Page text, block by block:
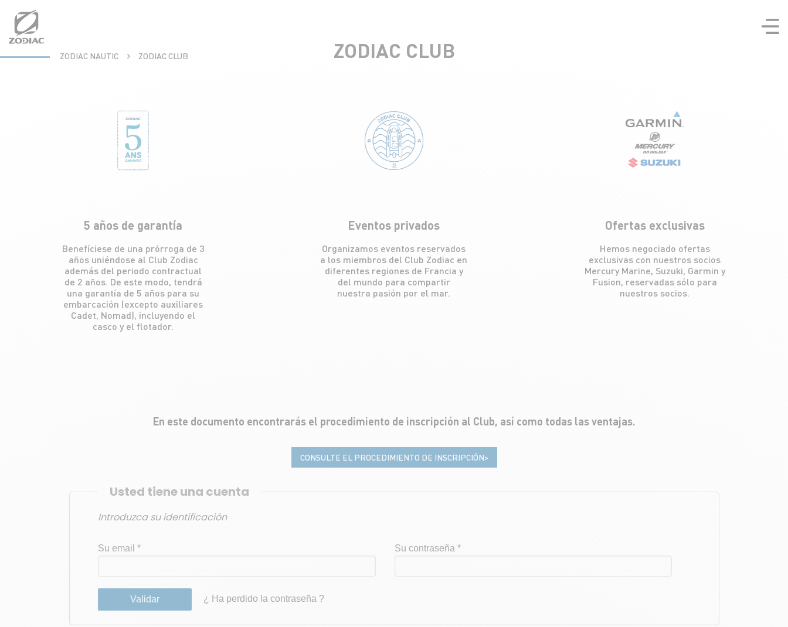
contenu
ZODIAC NAUTIC ZODIAC CLUB ZODIAC CLUB
5 años de garantía
Benefíciese de una prórroga de 3
años uniéndose al Club Zodiac
además del periodo contractual
de 2 años. De este modo, tendrá
una garantía de 5 años para su
embarcación (excepto auxiliares
Cadet, Nomad), incluyendo el
casco y el flotador.
Eventos privados
Organizamos eventos reservados
a los miembros del Club Zodiac en
diferentes regiones de Francia y
del mundo para compartir
nuestra pasión por el mar.
Ofertas exclusivas
Hemos negociado ofertas
exclusivas con nuestros socios
Mercury Marine, Suzuki, Garmin y
Fusion, reservadas sólo para
nuestros socios.
En este documento encontrarás el procedimiento de inscripción al Club, así como todas las ventajas.
CONSULTE EL PROCEDIMIENTO DE INSCRIPCIÓN>